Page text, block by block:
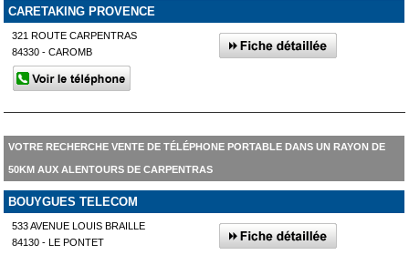
CARETAKING PROVENCE
321 ROUTE CARPENTRAS
84330 - CAROMB
VOTRE RECHERCHE VENTE DE TÉLÉPHONE PORTABLE DANS UN RAYON DE
50KM AUX ALENTOURS DE CARPENTRAS
BOUYGUES TELECOM
533 AVENUE LOUIS BRAILLE
84130 - LE PONTET